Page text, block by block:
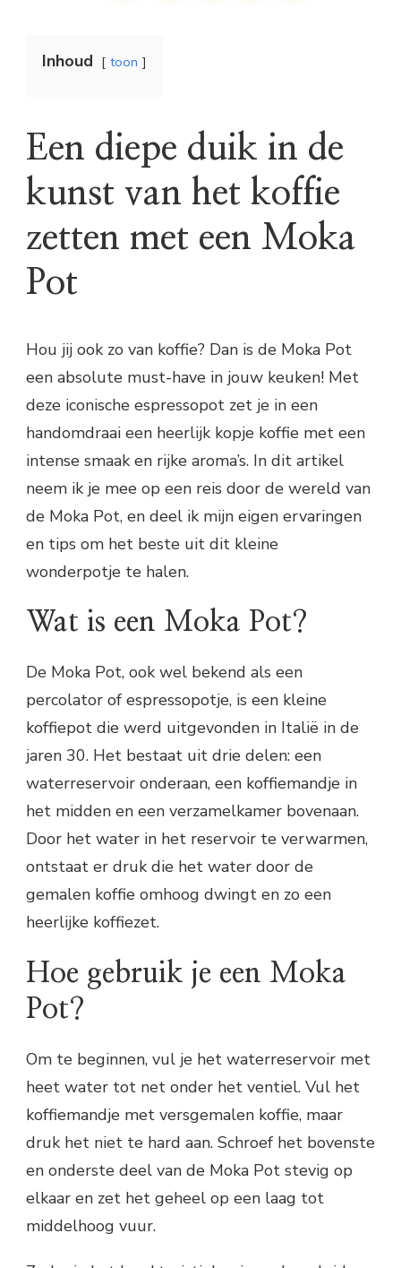
Inhoud toon
Een diepe duik in de
kunst van het koffie
zetten met een Moka
Pot
Hou jij ook zo van koffie? Dan is de Moka Pot
een absolute must-have in jouw keuken! Met
deze iconische espressopot zet je in een
handomdraai een heerlijk kopje koffie met een
intense smaak en rijke aroma’s. In dit artikel
neem ik je mee op een reis door de wereld van
de Moka Pot, en deel ik mijn eigen ervaringen
en tips om het beste uit dit kleine
wonderpotje te halen.
Wat is een Moka Pot?
De Moka Pot, ook wel bekend als een
percolator of espressopotje, is een kleine
koffiepot die werd uitgevonden in Italië in de
jaren 30. Het bestaat uit drie delen: een
waterreservoir onderaan, een koffiemandje in
het midden en een verzamelkamer bovenaan.
Door het water in het reservoir te verwarmen,
ontstaat er druk die het water door de
gemalen koffie omhoog dwingt en zo een
heerlijke koffiezet.
Hoe gebruik je een Moka
Pot?
Om te beginnen, vul je het waterreservoir met
heet water tot net onder het ventiel. Vul het
koffiemandje met versgemalen koffie, maar
druk het niet te hard aan. Schroef het bovenste
en onderste deel van de Moka Pot stevig op
elkaar en zet het geheel op een laag tot
middelhoog vuur.